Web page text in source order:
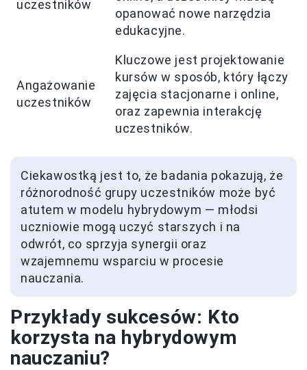
uczestników
opanować nowe narzędzia
edukacyjne.
Angażowanie
uczestników
Kluczowe jest projektowanie
kursów w sposób, który łączy
zajęcia stacjonarne i online,
oraz zapewnia interakcję
uczestników.
Ciekawostką jest to, że badania pokazują, że
różnorodność grupy uczestników może być
atutem w modelu hybrydowym — młodsi
uczniowie mogą uczyć starszych i na
odwrót, co sprzyja synergii oraz
wzajemnemu wsparciu w procesie
nauczania.
Przykłady sukcesów: Kto
korzysta na hybrydowym
nauczaniu?